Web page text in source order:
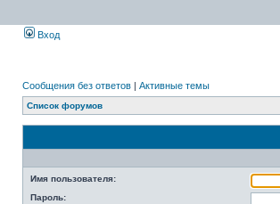
Вход
Сообщения без ответов | Активные темы
Список форумов
Имя пользователя:
Пароль: